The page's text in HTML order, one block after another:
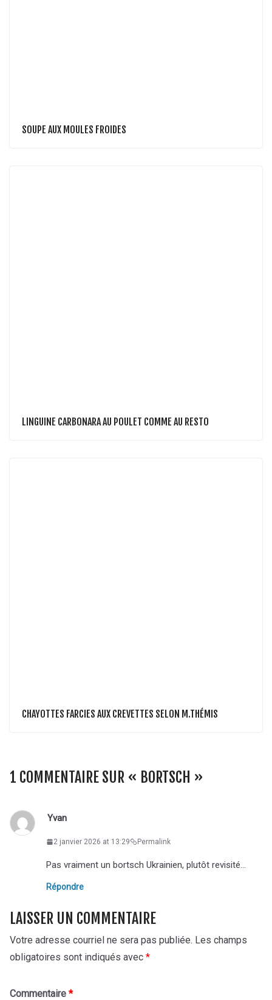
SOUPE AUX MOULES FROIDES
LINGUINE CARBONARA AU POULET COMME AU RESTO
CHAYOTTES FARCIES AUX CREVETTES SELON M.THÉMIS
1 COMMENTAIRE SUR « BORTSCH »
Yvan
2 janvier 2026 at 13:29 Permalink
Pas vraiment un bortsch Ukrainien, plutôt revisité…
Répondre
LAISSER UN COMMENTAIRE
Votre adresse courriel ne sera pas publiée. Les champs
obligatoires sont indiqués avec *
Commentaire *